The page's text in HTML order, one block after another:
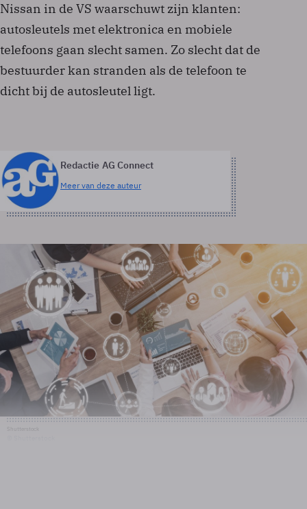
Nissan in de VS waarschuwt zijn klanten:
autosleutels met elektronica en mobiele
telefoons gaan slecht samen. Zo slecht dat de
bestuurder kan stranden als de telefoon te
dicht bij de autosleutel ligt.
Redactie AG Connect
Meer van deze auteur